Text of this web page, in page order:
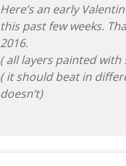
Here’s an early
this past few weeks.
2016.
( all layers painted
( it should beat in
doesn’t)